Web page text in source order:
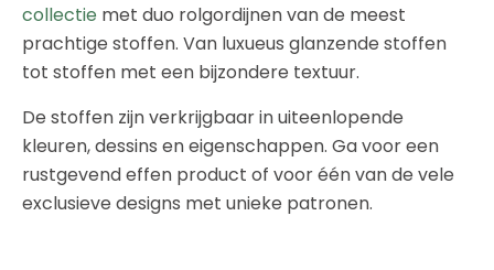
collectie met duo rolgordijnen van de meest
prachtige stoffen. Van luxueus glanzende stoffen
tot stoffen met een bijzondere textuur.
De stoffen zijn verkrijgbaar in uiteenlopende
kleuren, dessins en eigenschappen. Ga voor een
rustgevend effen product of voor één van de vele
exclusieve designs met unieke patronen.